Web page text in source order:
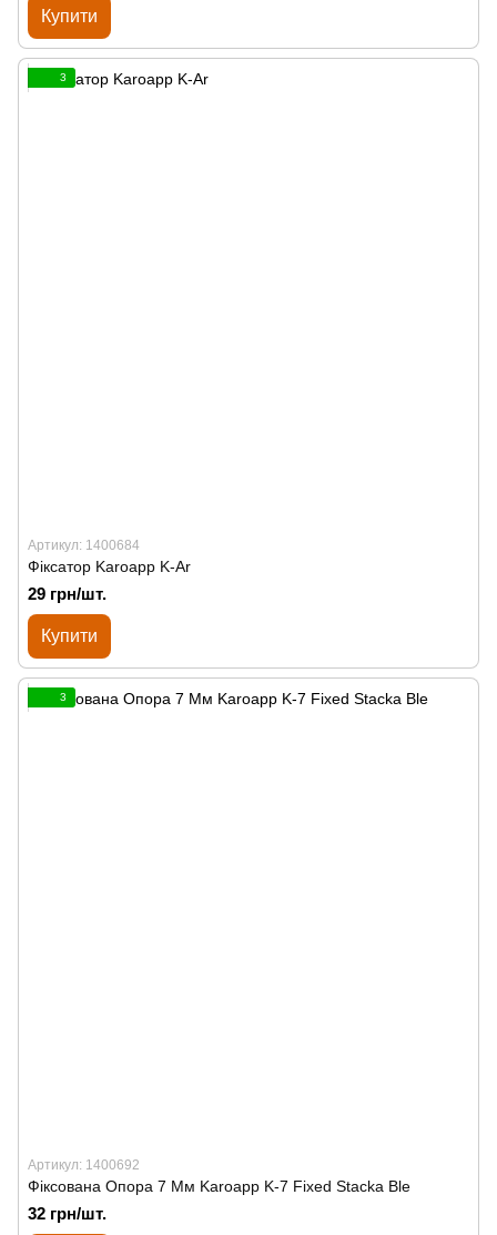
Купити
3
Артикул: 1400684
Фіксатор Karoapp K-Ar
29 грн/шт.
Купити
3
Артикул: 1400692
Фіксована Опора 7 Мм Karoapp K-7 Fixed Stacka Ble
32 грн/шт.